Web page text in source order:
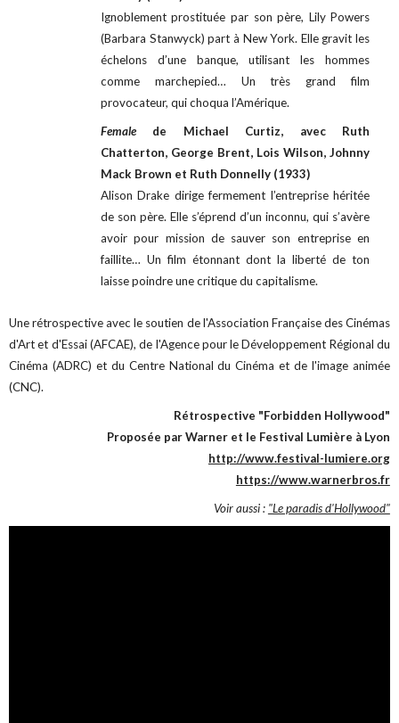
Ignoblement prostituée par son père, Lily Powers
(Barbara Stanwyck) part à New York. Elle gravit les
échelons d’une banque, utilisant les hommes
comme marchepied… Un très grand film
provocateur, qui choqua l’Amérique.
Female de Michael Curtiz, avec Ruth
Chatterton, George Brent, Lois Wilson, Johnny
Mack Brown et Ruth Donnelly (1933)
Alison Drake dirige fermement l’entreprise héritée
de son père. Elle s’éprend d’un inconnu, qui s’avère
avoir pour mission de sauver son entreprise en
faillite… Un film étonnant dont la liberté de ton
laisse poindre une critique du capitalisme.
Une rétrospective avec le soutien de l'Association Française des Cinémas
d'Art et d'Essai (AFCAE), de l'Agence pour le Développement Régional du
Cinéma (ADRC) et du Centre National du Cinéma et de l'image animée
(CNC).
Rétrospective "Forbidden Hollywood"
Proposée par Warner et le Festival Lumière à Lyon
http://www.festival-lumiere.org
https://www.warnerbros.fr
Voir aussi : "Le paradis d'Hollywood"